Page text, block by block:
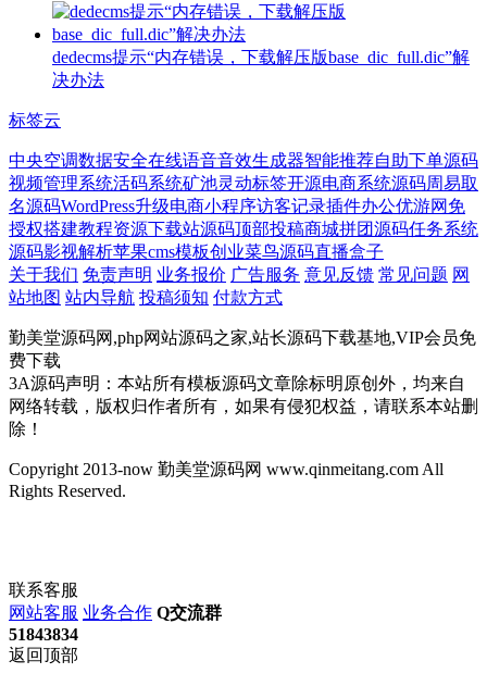
dedecms提示“内存错误，下载解压版base_dic_full.dic”解
决办法
标签云
中央空调数据安全在线语音音效生成器智能推荐自助下单源码
视频管理系统活码系统矿池灵动标签开源电商系统源码周易取
名源码WordPress升级电商小程序访客记录插件办公优游网 免
授权搭建教程资源下载站源码顶部投稿商城拼团源码任务系统
源码影视解析苹果cms模板创业菜鸟源码直播盒子
关于我们 免责声明 业务报价 广告服务 意见反馈 常见问题 网
站地图 站内导航 投稿须知 付款方式
勤美堂源码网,php网站源码之家,站长源码下载基地,VIP会员免
费下载
3A源码声明：本站所有模板源码文章除标明原创外，均来自
网络转载，版权归作者所有，如果有侵犯权益，请联系本站删
除！
Copyright 2013-now 勤美堂源码网 www.qinmeitang.com All
Rights Reserved.
联系客服
网站客服 业务合作 Q交流群
51843834
返回顶部